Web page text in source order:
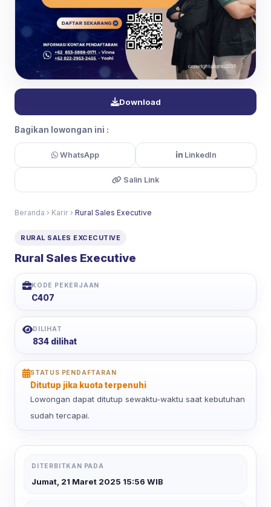
Download
Bagikan lowongan ini :
WhatsApp LinkedIn
Salin Link
Beranda › Karir › Rural Sales Executive
RURAL SALES EXCECUTIVE
Rural Sales Executive
KODE PEKERJAAN
C407
DILIHAT
834 dilihat
STATUS PENDAFTARAN
Ditutup jika kuota terpenuhi
Lowongan dapat ditutup sewaktu-waktu saat kebutuhan
sudah tercapai.
DITERBITKAN PADA
Jumat, 21 Maret 2025 15:56 WIB